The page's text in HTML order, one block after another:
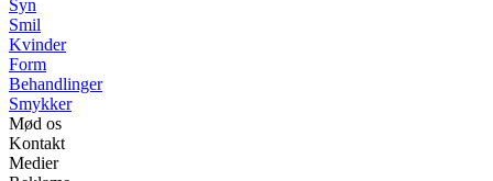
Syn
Smil
Kvinder
Form
Behandlinger
Smykker
Mød os
Kontakt
Medier